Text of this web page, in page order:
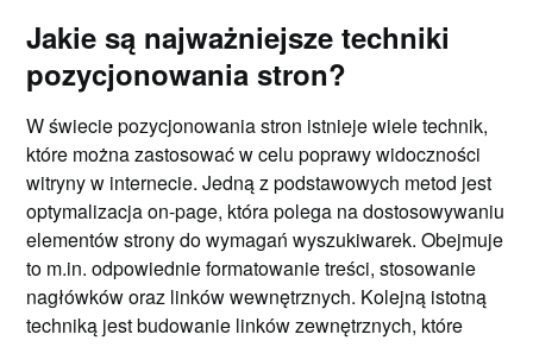
Jakie są najważniejsze techniki
pozycjonowania stron?
W świecie pozycjonowania stron istnieje wiele technik,
które można zastosować w celu poprawy widoczności
witryny w internecie. Jedną z podstawowych metod jest
optymalizacja on-page, która polega na dostosowywaniu
elementów strony do wymagań wyszukiwarek. Obejmuje
to m.in. odpowiednie formatowanie treści, stosowanie
nagłówków oraz linków wewnętrznych. Kolejną istotną
techniką jest budowanie linków zewnętrznych, które